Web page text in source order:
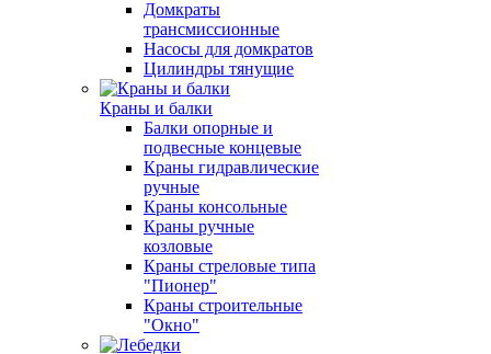
Домкраты
трансмиссионные
Насосы для домкратов
Цилиндры тянущие
Краны и балки
Балки опорные и
подвесные концевые
Краны гидравлические
ручные
Краны консольные
Краны ручные
козловые
Краны стреловые типа
"Пионер"
Краны строительные
"Окно"